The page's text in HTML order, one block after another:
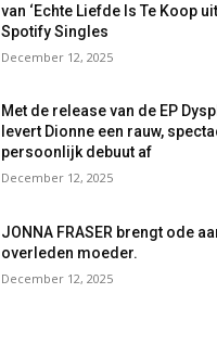
van ‘Echte Liefde Is Te Koop
Spotify Singles
December 12, 2025
Met de release van de EP
levert Dionne een rauw,
persoonlijk debuut af
December 12, 2025
JONNA FRASER brengt ode
overleden moeder.
December 12, 2025